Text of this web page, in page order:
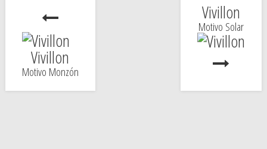
Vivillon
Motivo Monzón
Vivillon
Motivo Solar